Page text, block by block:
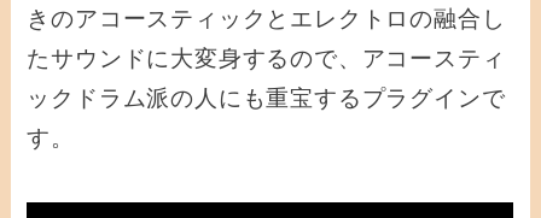
きのアコースティックとエレクトロの融合し
たサウンドに大変身するので、アコースティ
ックドラム派の人にも重宝するプラグインで
す。